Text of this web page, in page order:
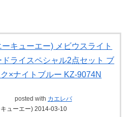
キューエー) メビウスライト
ドライスペシャル2点セット ブ
×ナイトブルー KZ-9074N
posted with カエレバ
ューエー) 2014-03-10